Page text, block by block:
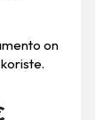
on